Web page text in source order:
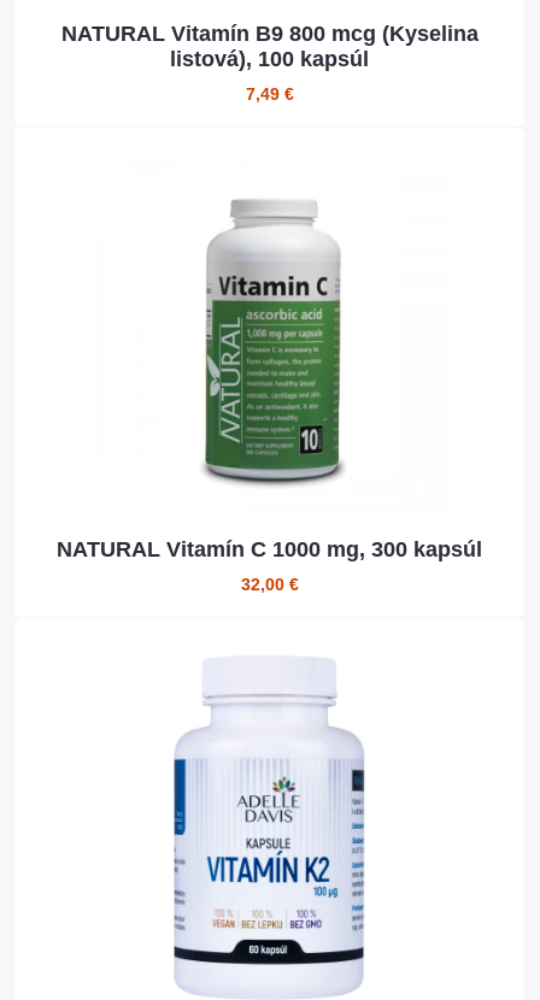
NATURAL Vitamín B9 800 mcg (Kyselina
listová), 100 kapsúl
7,49 €
NATURAL Vitamín C 1000 mg, 300 kapsúl
32,00 €